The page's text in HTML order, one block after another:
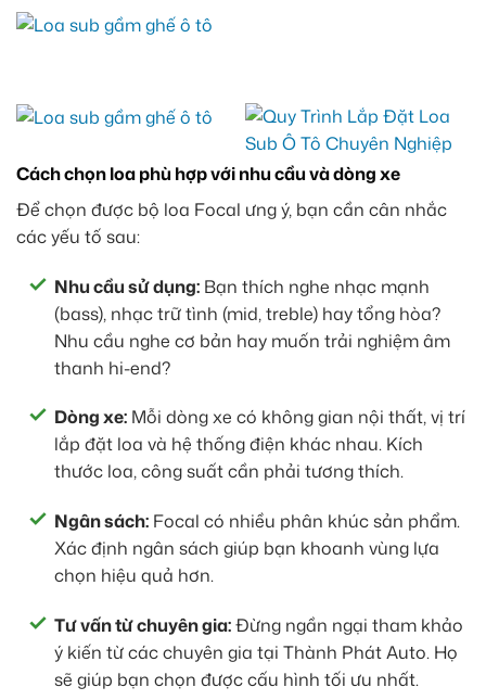
Cách chọn loa phù hợp với nhu cầu và dòng xe
Để chọn được bộ loa Focal ưng ý, bạn cần cân nhắc
các yếu tố sau:
Nhu cầu sử dụng: Bạn thích nghe nhạc mạnh
(bass), nhạc trữ tình (mid, treble) hay tổng hòa?
Nhu cầu nghe cơ bản hay muốn trải nghiệm âm
thanh hi-end?
Dòng xe: Mỗi dòng xe có không gian nội thất, vị trí
lắp đặt loa và hệ thống điện khác nhau. Kích
thước loa, công suất cần phải tương thích.
Ngân sách: Focal có nhiều phân khúc sản phẩm.
Xác định ngân sách giúp bạn khoanh vùng lựa
chọn hiệu quả hơn.
Tư vấn từ chuyên gia:Đừng ngần ngại tham khảo
ý kiến từ các chuyên gia tại Thành Phát Auto. Họ
sẽ giúp bạn chọn được cấu hình tối ưu nhất.